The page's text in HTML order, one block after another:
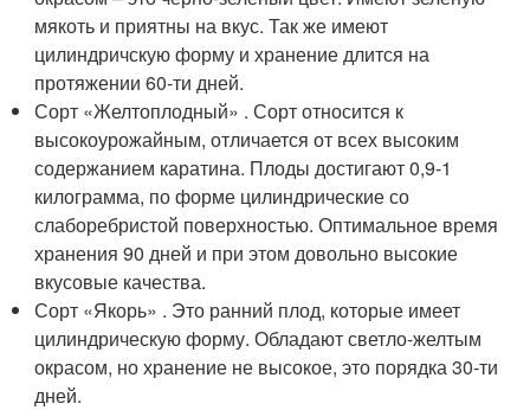
мякоть и приятны на вкус. Так же имеют
цилиндричскую форму и хранение длится на
протяжении 60-ти дней.
Сорт «Желтоплодный» . Сорт относится к
высокоурожайным, отличается от всех высоким
содержанием каратина. Плоды достигают 0,9-1
килограмма, по форме цилиндрические со
слаборебристой поверхностью. Оптимальное время
хранения 90 дней и при этом довольно высокие
вкусовые качества.
Сорт «Якорь» . Это ранний плод, которые имеет
цилиндрическую форму. Обладают светло-желтым
окрасом, но хранение не высокое, это порядка 30-ти
дней.